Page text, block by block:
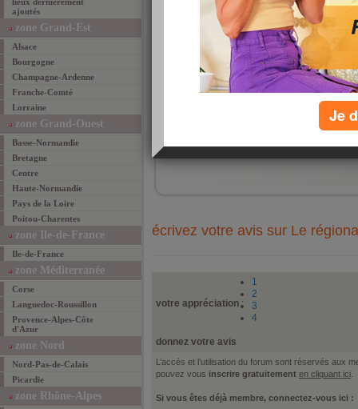
ajoutés
zone Grand-Est
Alsace
Bourgogne
Champagne-Ardenne
Franche-Comté
Lorraine
zone Grand-Ouest
Basse-Normandie
Bretagne
Centre
Haute-Normandie
Pays de la Loire
Poitou-Charentes
zone Ile-de-France
Ile-de-France
zone Méditerranée
Corse
Languedoc-Roussillon
Provence-Alpes-Côte
d'Azur
zone Nord
Nord-Pas-de-Calais
Picardie
zone Rhône-Alpes
ajouté
écrivez votre avis sur Le
votre appréciation:
1
2
3
4
donnez votre avis
L’accès et l’utilisation du forum sont réservés aux
pouvez vous inscrire gratuitement en cliquant ici
Si vous êtes déjà membre, connectez-vous ici :
Je